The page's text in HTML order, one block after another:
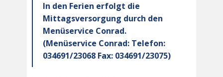
In den Ferien erfolgt die
Mittagsversorgung durch den
Menüservice Conrad.
(Menüservice Conrad: Telefon:
034691/23068 Fax: 034691/23075)